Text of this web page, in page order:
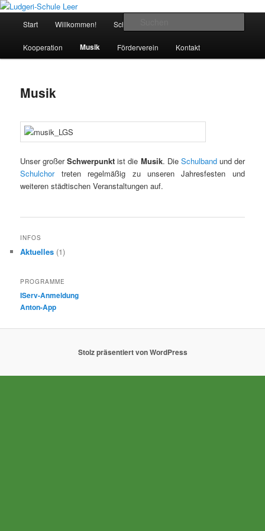
Zum
springenLudgeri-Schule Leer
verlässliche Grundschule
Start Willkommen! Schule
Kooperation Musik Förderverein Kontakt
Musik
Unser großerSchwerpunkt ist die Musik. Die Schulbandund der
Schulchortreten regelmäßig zu unseren Jahresfesten und
weiteren städtischen Veranstaltungen auf.
INFOS
Aktuelles (1)
PROGRAMME
IServ-Anmeldung
Anton-App
Stolz präsentiert von WordPress